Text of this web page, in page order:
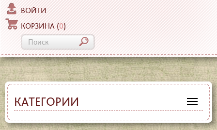
ВОЙТИ
КОРЗИНА (0)
КАТЕГОРИИ